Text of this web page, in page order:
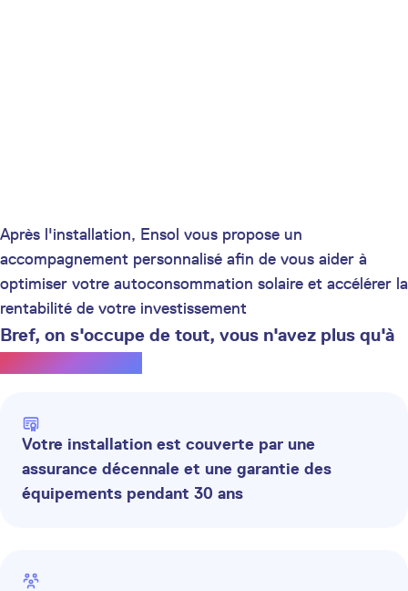
Après l'installation, Ensol vous propose un
accompagnement personnalisé afin de vous aider à
optimiser votre autoconsommation solaire et accélérer la
rentabilité de votre investissement
Bref, on s'occupe de tout, vous n'avez plus qu'à
profiter du soleil.
Votre installation est couverte par une
assurance décennale et une garantie des
équipements pendant 30 ans